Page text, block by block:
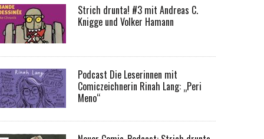
Strich drunta! #3 mit Andreas C.
Knigge und Volker Hamann
Podcast Die Leserinnen mit
Comiczeichnerin Rinah Lang: „Peri
Meno“